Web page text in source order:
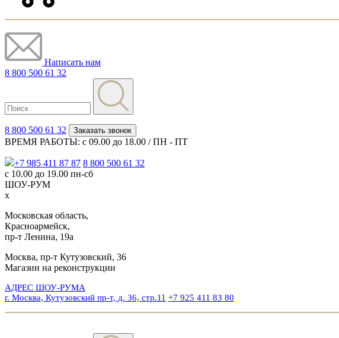
Написать нам
8 800 500 61 32
8 800 500 61 32 Заказать звонок
ВРЕМЯ РАБОТЫ: с 09.00 до 18.00 / ПН - ПТ
+7 985 411 87 87 8 800 500 61 32
с 10.00 до 19.00 пн-сб
ШОУ-РУМ
x
Московская область,
Красноармейск,
пр-т Ленина, 19а
Москва, пр-т Кутузовский, 36
Магазин на реконструкции
АДРЕС ШОУ-РУМА
г. Москва, Кутузовский пр-т, д. 36, стр.11 +7 925 411 83 80